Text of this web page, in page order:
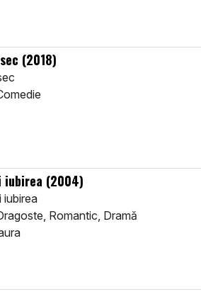
(2018)
iubirea (2004)
iubirea
Romantic, Dramă